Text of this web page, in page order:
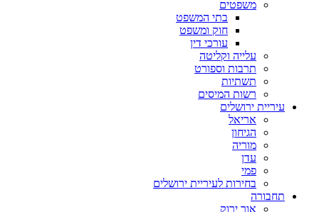
משפטים
בתי המשפט
חוק ומשפט
עורכי דין
עלייה וקליטה
תרבות וספורט
תשתיות
רשות המיסים
עיריית ירושלים
אריאל
הגיחון
מוריה
עדן
פמי
בחירות לעיריית ירושלים
תחבורה
אור ירוק